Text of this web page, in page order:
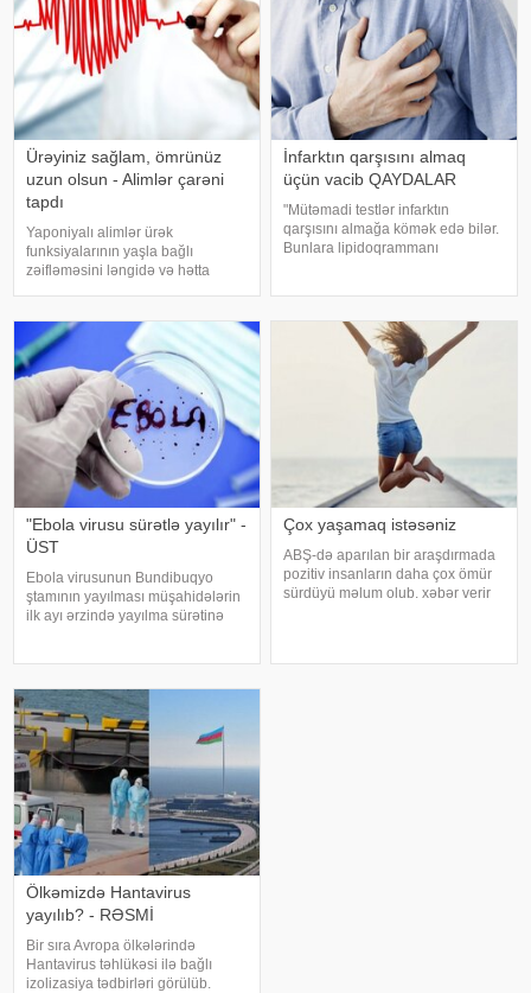
Ürəyiniz sağlam, ömrünüz
uzun olsun - Alimlər çarəni
tapdı
Yaponiyalı alimlər ürək
funksiyalarının yaşla bağlı
zəifləməsini ləngidə və hətta
KONKRET.azxəbər verir ki,
tədqiqat Gakushuin Universiteti
professoru Şigeru Yanaqi
rəhbərliy
İnfarktın qarşısını almaq
üçün vacib QAYDALAR
"Mütəmadi testlər infarktın
qarşısını almağa kömək edə bilər.
Bunlara lipidoqrammanı
saxlamaq daxildir". -a istinadə
"Ebola virusu sürətlə yayılır" -
ÜST
Ebola virusunun Bundibuqyo
ştamının yayılması müşahidələrin
ilk ayı ərzində yayılma sürətinə
Ümumdünya Səhiyyə Təşkilatının
(ÜST) Fövqəlad
Çox yaşamaq istəsəniz
ABŞ-də aparılan bir araşdırmada
pozitiv insanların daha çox ömür
sürdüyü məlum olub. xəbər verir
çox yaşadığı məlum olub
Ölkəmizdə Hantavirus
yayılıb? - RƏSMİ
Bir sıra Avropa ölkələrində
Hantavirus təhlükəsi ilə bağlı
izolizasiya tədbirləri görülüb.